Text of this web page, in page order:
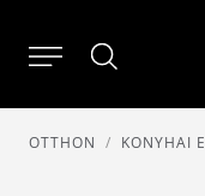
OTTHON KONYHAI